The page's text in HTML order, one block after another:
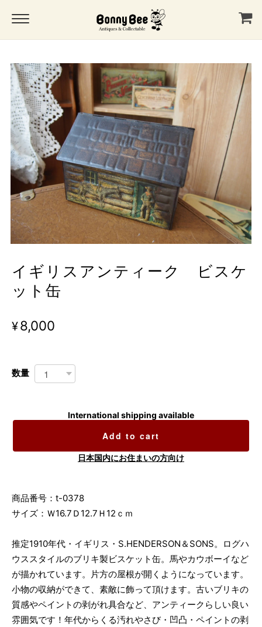
イギリスアンティーク ビスケ
ット缶
¥8,000
数量
International shipping available
Add to cart
日本国内にお住まいの方向け
商品番号：t-0378
サイズ：Ｗ16.7Ｄ12.7Ｈ12ｃｍ
推定1910年代・イギリス・S.HENDERSON＆SONS。ログハ
ウススタイルのブリキ製ビスケット缶。馬やカウボーイなど
が描かれています。片方の屋根が開くようになっています。
小物の収納ができて、素敵に飾って頂けます。古いブリキの
質感やペイントの剥がれ具合など、アンティークらしい良い
雰囲気です！年代からくる汚れやさび・凹凸・ペイントの剥